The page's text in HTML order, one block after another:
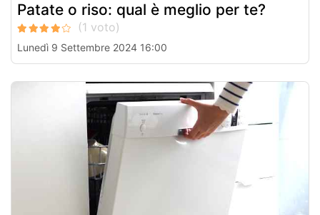
Patate o riso: qual è meglio per te?
Lunedì 9 Settembre 2024 16:00